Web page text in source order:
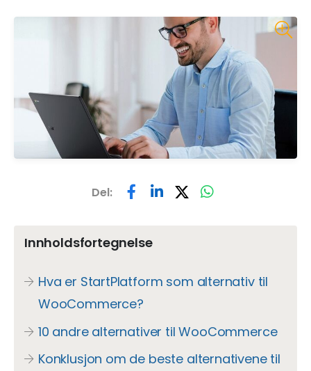
Del:
Innholdsfortegnelse
Hva er StartPlatform som alternativ til
WooCommerce?
10 andre alternativer til WooCommerce
Konklusjon om de beste alternativene til